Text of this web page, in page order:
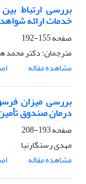
بررسی ارتباط
خدمات ارائه
صفحه155-192
مترجمان: دکتر محمد
مشاهده مقاله
بررسی میزان
درمان صندوق
صفحه193-208
مهدی رستگارنیا
مشاهده مقاله